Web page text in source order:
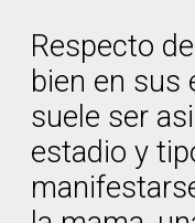
Respecto
bien en sus
suele ser
estadio y